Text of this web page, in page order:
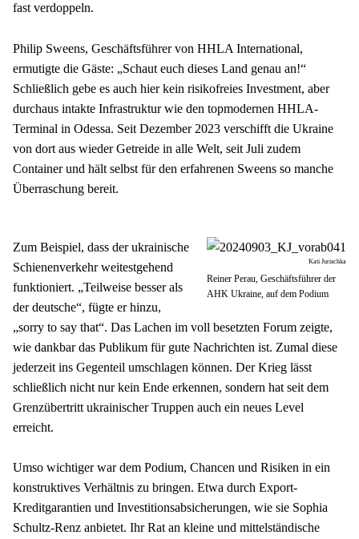
fast verdoppeln.
Philip Sweens, Geschäftsführer von HHLA International,
ermutigte die Gäste: „Schaut euch dieses Land genau an!“
Schließlich gebe es auch hier kein risikofreies Investment, aber
durchaus intakte Infrastruktur wie den topmodernen HHLA-
Terminal in Odessa. Seit Dezember 2023 verschifft die Ukraine
von dort aus wieder Getreide in alle Welt, seit Juli zudem
Container und hält selbst für den erfahrenen Sweens so manche
Überraschung bereit.
Kati Jurischka
Reiner Perau, Geschäftsführer der
AHK Ukraine, auf dem Podium
Zum Beispiel, dass der ukrainische
Schienenverkehr weitestgehend
funktioniert. „Teilweise besser als
der deutsche“, fügte er hinzu,
„sorry to say that“. Das Lachen im voll besetzten Forum zeigte,
wie dankbar das Publikum für gute Nachrichten ist. Zumal diese
jederzeit ins Gegenteil umschlagen können. Der Krieg lässt
schließlich nicht nur kein Ende erkennen, sondern hat seit dem
Grenzübertritt ukrainischer Truppen auch ein neues Level
erreicht.
Umso wichtiger war dem Podium, Chancen und Risiken in ein
konstruktives Verhältnis zu bringen. Etwa durch Export-
Kreditgarantien und Investitionsabsicherungen, wie sie Sophia
Schultz-Renz anbietet. Ihr Rat an kleine und mittelständische